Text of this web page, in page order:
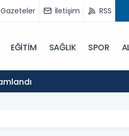
Gazeteler İletişim RSS
EĞİTİM SAĞLIK SPOR